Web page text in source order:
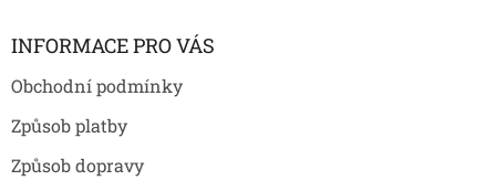
INFORMACE PRO VÁS
Obchodní podmínky
Způsob platby
Způsob dopravy